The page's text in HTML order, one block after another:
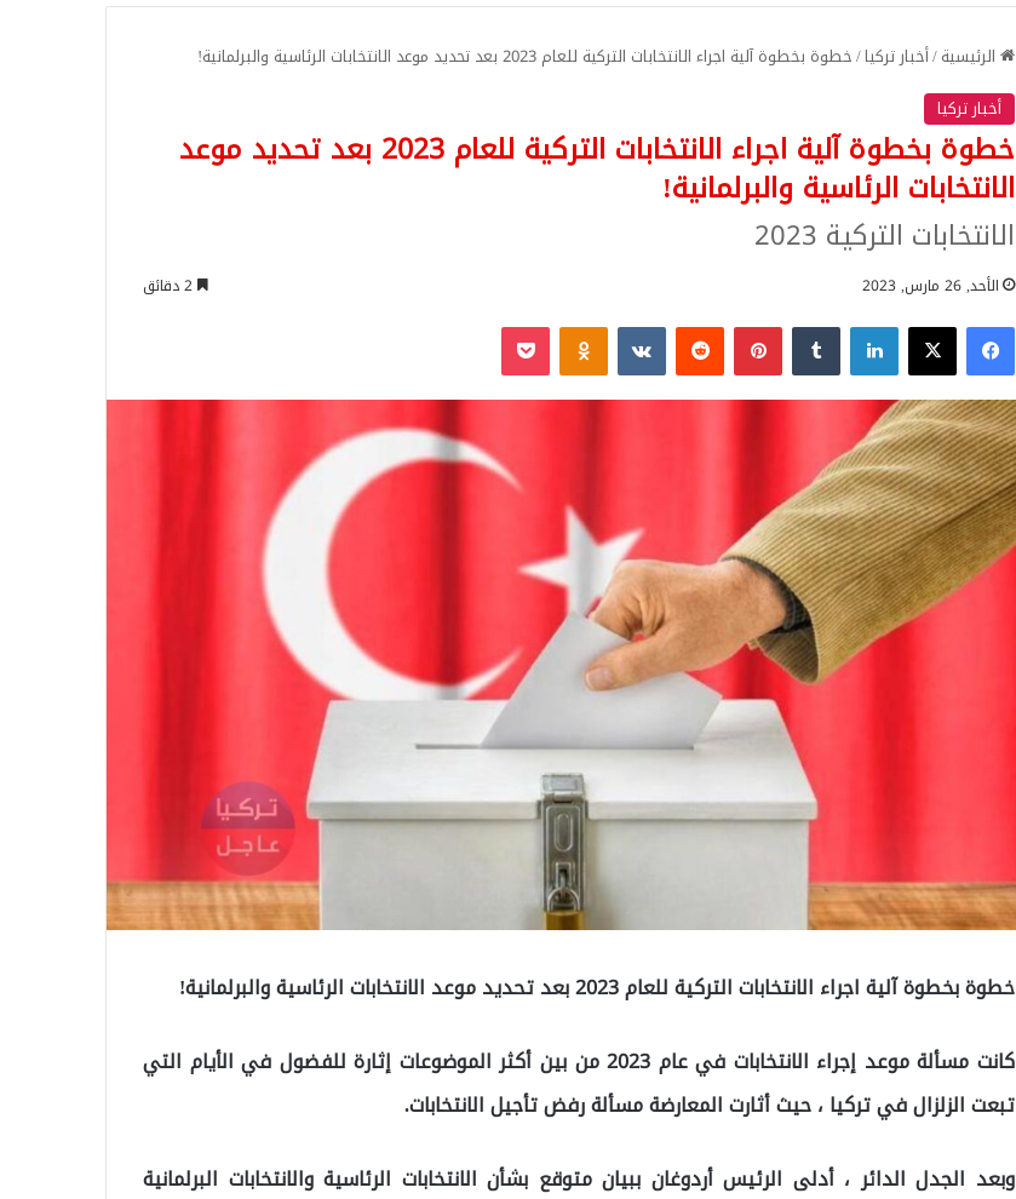
الرئيسية/أخبار تركيا/خطوة بخطوة آلية اجراء الانتخابات التركية للعام 2023 بعد تحديد موعد الانتخابات الرئاسية والبرلمانية!
أخبار تركيا
خطوة بخطوة آلية اجراء الانتخابات التركية للعام 2023 بعد تحديد موعد
الانتخابات الرئاسية والبرلمانية!
الانتخابات التركية 2023
الأحد, 26 مارس, 2023
فيسبوك‫X لينكدإن بينتيريست Odnoklassniki
‫Pocket
خطوة بخطوة آلية اجراء الانتخابات التركية للعام 2023 بعد تحديد موعد الانتخابات الرئاسية والبرلمانية!
كانت مسألة موعد إجراء الانتخابات في عام 2023 من بين أكثر الموضوعات إثارة للفضول في الأيام التي
تبعت الزلزال في تركيا ، حيث أثارت المعارضة مسألة رفض تأجيل الانتخابات.
وبعد الجدل الدائر ، أدلى الرئيس أردوغان ببيان متوقع بشأن الانتخابات الرئاسية والانتخابات البرلمانية